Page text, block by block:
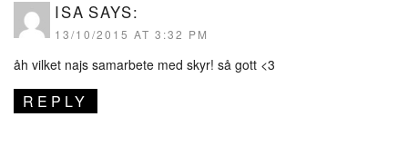
ISA SAYS:
13/10/2015 AT 3:32 PM
åh vilket najs samarbete med skyr! så gott <3
REPLY